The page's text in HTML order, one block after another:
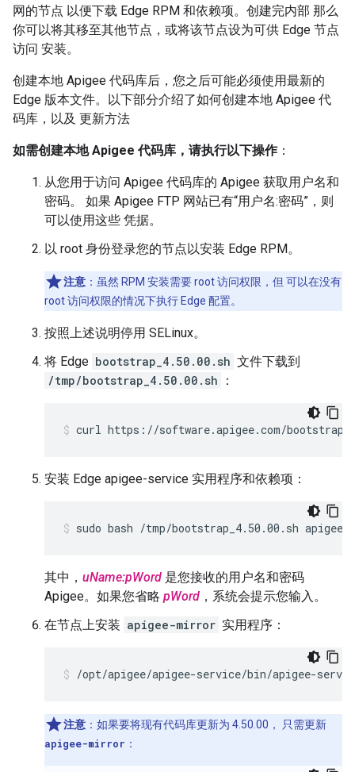
网的节点 以便下载 Edge RPM 和依赖项。创建完内部 那么
你可以将其移至其他节点，或将该节点设为可供 Edge 节点
访问 安装。
创建本地 Apigee 代码库后，您之后可能必须使用最新的
Edge 版本文件。以下部分介绍了如何创建本地 Apigee 代
码库，以及 更新方法
如需创建本地 Apigee 代码库，请执行以下操作：
从您用于访问 Apigee 代码库的 Apigee 获取用户名和
密码。 如果 Apigee FTP 网站已有“用户名:密码”，则
可以使用这些 凭据。
以 root 身份登录您的节点以安装 Edge RPM。
注意 ：虽然 RPM 安装需要 root 访问权限，但 可以在没有
root 访问权限的情况下执行 Edge 配置。
按照上述说明停用 SELinux。
将 Edge bootstrap_4.50.00.sh 文件下载到
/tmp/bootstrap_4.50.00.sh
：
curl https://software.apigee.com/
安装 Edge apigee-service 实用程序和依赖项：
sudo bash /tmp/bootstrap_4.50.00.sh
其中， uName:pWord 是您接收的用户名和密码
Apigee。如果您省略 pWord ，系统会提示您输入。
在节点上安装 apigee-mirror 实用程序：
/opt/apigee/apigee-service/bin/apigee-
注意 ：如果要将现有代码库更新为 4.50.00， 只需更新
apigee-mirror ：